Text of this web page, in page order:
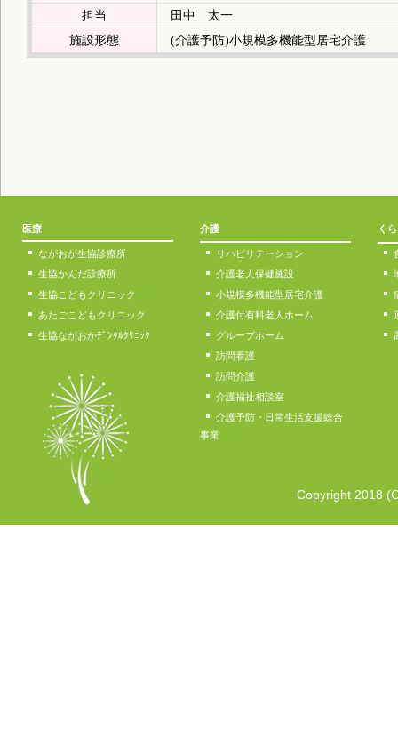
担当
田中 太一
施設形態
(介護予防)小規模多機能型居宅介護
医療
ながおか生協診療所
生協かんだ診療所
生協こどもクリニック
あたごこどもクリニック
生協ながおかﾃﾞﾝﾀﾙｸﾘﾆｯｸ
介護
リハビリテーション
介護老人保健施設
小規模多機能型居宅介護
介護付有料老人ホーム
グループホーム
訪問看護
訪問介護
介護福祉相談室
介護予防・日常生活支援総合
事業
く
Copyright 2018